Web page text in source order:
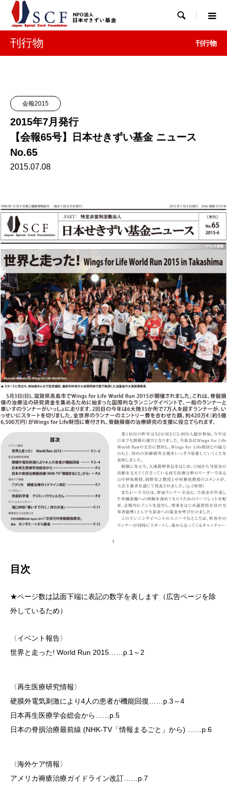

刊行物 刊行物
会報2015
2015年7月発行
【会報65号】日本せきずい基金 ニュース
No.65
2015.07.08
目次
★ページ数は誌面下端に表記の数字を表します（広告ページを除
外しているため）
〈イベント報告〉
世界と走った! World Run 2015……p.1～2
〈再生医療研究情報〉
硬膜外電気刺激により4人の患者が機能回復……p.3～4
日本再生医療学会総会から……p.5
日本の脊損治療最前線 (NHK-TV「情報まるごと」から) ……p.6
〈海外ケア情報〉
アメリカ褥瘡治療ガイドライン改訂……p.7